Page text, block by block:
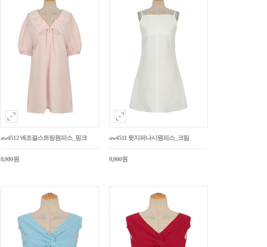
aw4512 넥조절스트링원피스_핑크
8,900원
aw4511 뒷지퍼나시원피스_크림
9,900원